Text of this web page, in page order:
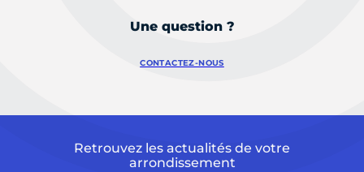
Une question ?
CONTACTEZ-NOUS
Retrouvez les actualités de votre
arrondissement